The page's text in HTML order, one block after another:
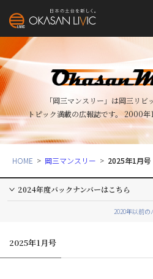
「岡三マンスリー」は岡三リビ
トピック満載の広報誌です。2000年
HOME 岡三マンスリー 2025年1月号
2024年度バックナンバーはこちら
2020年以前
2025年1月号